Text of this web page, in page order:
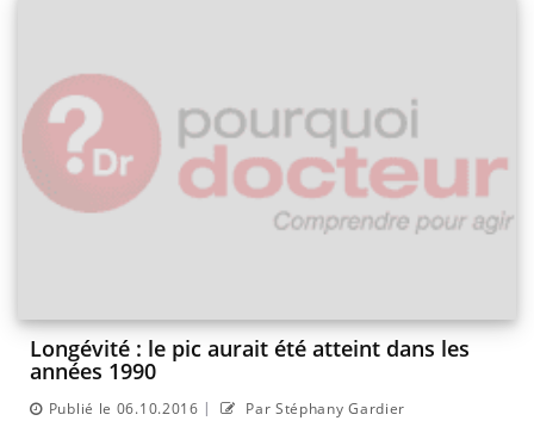
Longévité : le pic aurait été atteint dans les
années 1990
Publié le 06.10.2016 | Par Stéphany Gardier